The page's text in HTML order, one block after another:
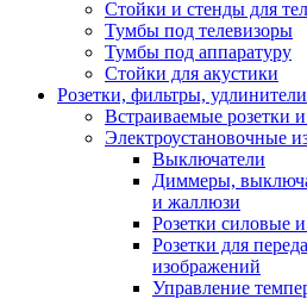
Стойки и стенды для
Тумбы под телевизоры
Тумбы под аппаратуру
Стойки для акустики
Розетки, фильтры,
Встраиваемые розетки
Электроустановочные
Выключатели
Диммеры,
и жаллюзи
Розетки силовые
Розетки для
изображений
Управление